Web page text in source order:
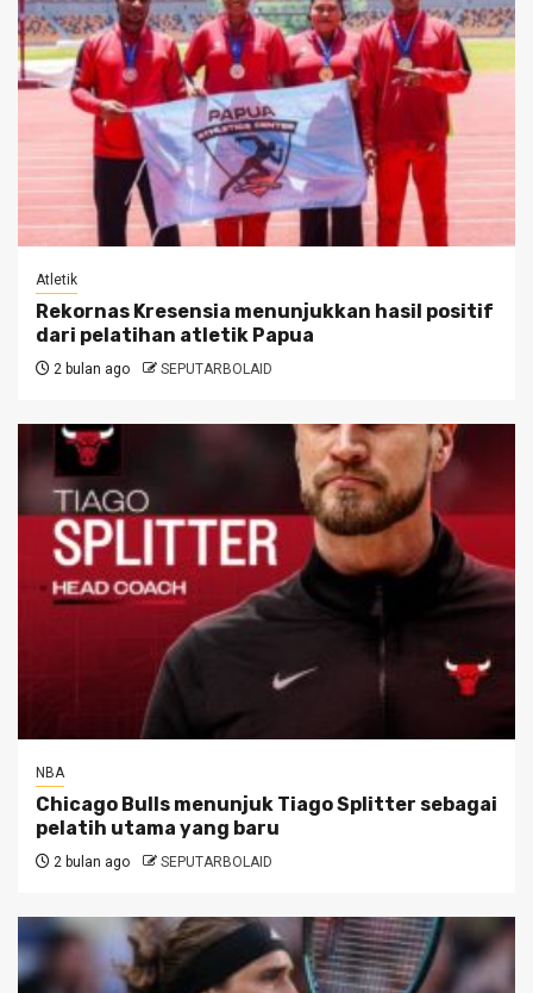
Atletik
Rekornas Kresensia menunjukkan hasil positif
dari pelatihan atletik Papua
2 bulan ago SEPUTARBOLAID
NBA
Chicago Bulls menunjuk Tiago Splitter sebagai
pelatih utama yang baru
2 bulan ago SEPUTARBOLAID